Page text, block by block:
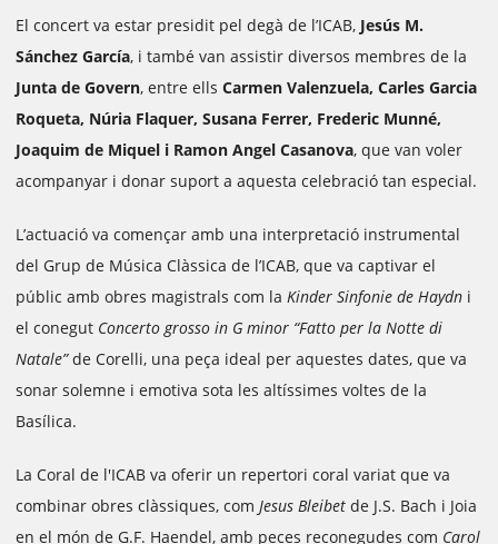
El concert va estar presidit pel degà de l’ICAB, Jesús M.
Sánchez García, i també van assistir diversos membres de la
Junta de Govern, entre ells Carmen Valenzuela, Carles Garcia
Roqueta, Núria Flaquer, Susana Ferrer, Frederic Munné,
Joaquim de Miquel i Ramon Angel Casanova, que van voler
acompanyar i donar suport a aquesta celebració tan especial.
L’actuació va començar amb una interpretació instrumental
del Grup de Música Clàssica de l’ICAB, que va captivar el
públic amb obres magistrals com la Kinder Sinfonie de Haydn i
el conegut Concerto grosso in G minor “Fatto per la Notte di
Natale”de Corelli, una peça ideal per aquestes dates, que va
sonar solemne i emotiva sota les altíssimes voltes de la
Basílica.
La Coral de l'ICAB va oferir un repertori coral variat que va
combinar obres clàssiques, com Jesus Bleibet de J.S. Bach i Joia
en el món de G.F. Haendel, amb peces reconegudes com Carol